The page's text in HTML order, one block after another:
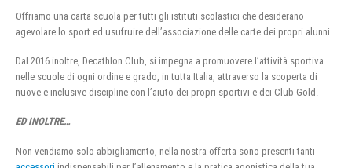
Offriamo una carta scuola per tutti gli istituti scolastici che desiderano
agevolare lo sport ed usufruire dell’associazione delle carte dei propri alunni.
Dal 2016 inoltre, Decathlon Club, si impegna a promuovere l’attività sportiva
nelle scuole di ogni ordine e grado, in tutta Italia, attraverso la scoperta di
nuove e inclusive discipline con l’aiuto dei propri sportivi e dei Club Gold.
ED INOLTRE…
Non vendiamo solo abbigliamento, nella nostra offerta sono presenti tanti